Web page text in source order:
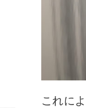
これに